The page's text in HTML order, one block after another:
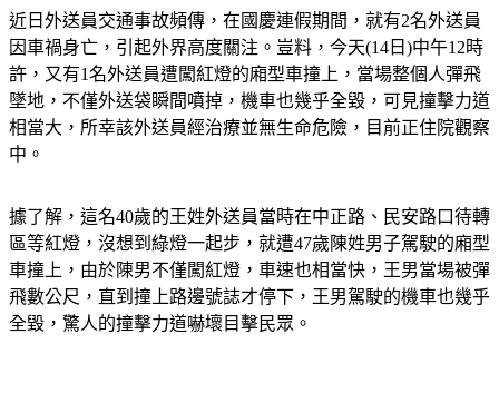
近日外送員交通事故頻傳，在國慶連假期間，就有2名外送員
因車禍身亡，引起外界高度關注。豈料，今天(14日)中午12時
許，又有1名外送員遭闖紅燈的廂型車撞上，當場整個人彈飛
墜地，不僅外送袋瞬間噴掉，機車也幾乎全毀，可見撞擊力道
相當大，所幸該外送員經治療並無生命危險，目前正住院觀察
據了解，這名40歲的王姓外送員當時在中正路、民安路口待轉
區等紅燈，沒想到綠燈一起步，就遭47歲陳姓男子駕駛的廂型
車撞上，由於陳男不僅闖紅燈，車速也相當快，王男當場被彈
飛數公尺，直到撞上路邊號誌才停下，王男駕駛的機車也幾乎